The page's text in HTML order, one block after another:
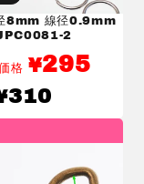
8mm 線径0.9mm
2
格 ¥295
常 310